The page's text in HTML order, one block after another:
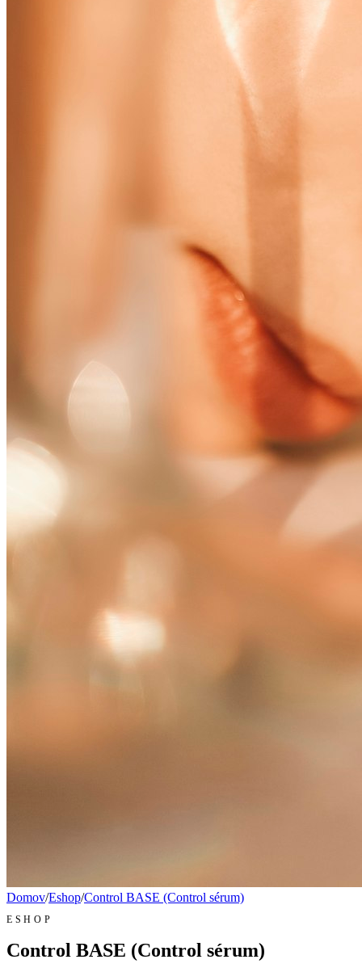
Domov/Eshop/Control BASE (Control sérum)
ESHOP
Control BASE (Control sérum)